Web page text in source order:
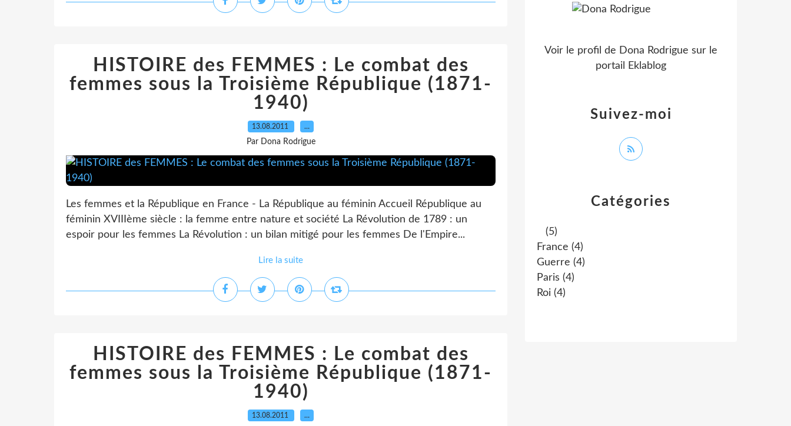
HISTOIRE des FEMMES : Le combat des
femmes sous la Troisième République (1871-
1940)
13.08.2011 …
Par Dona Rodrigue
Les femmes et la République en France - La République au féminin Accueil République au
féminin XVIIIème siècle : la femme entre nature et société La Révolution de 1789 : un
espoir pour les femmes La Révolution : un bilan mitigé pour les femmes De l'Empire...
Lire la suite
HISTOIRE des FEMMES : Le combat des
femmes sous la Troisième République (1871-
1940)
13.08.2011 …
Catégories
(5)
France (4)
Guerre (4)
Paris (4)
Roi (4)
Suivez-moi
Voir le profil de Dona Rodrigue sur le
portail Eklablog